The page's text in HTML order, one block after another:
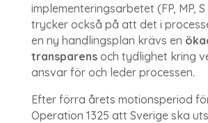
implementeringsarbetet (FP, MP, S
trycker också på att det i
en ny handlingsplan krävs en
transparens och tydlighet kring
ansvar för och leder processen.
Efter förra årets motionsperiod
Operation 1325 att Sverige ska